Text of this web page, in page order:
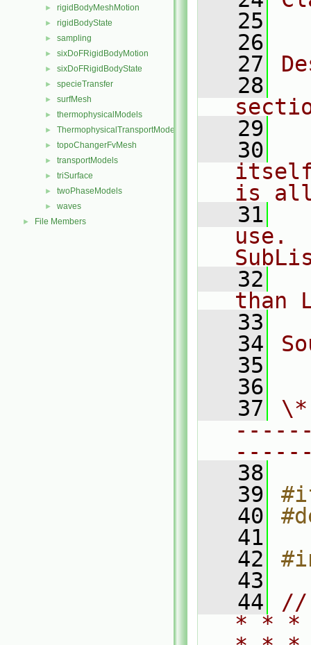
► rigidBodyMeshMotion
► rigidBodyState
► sampling
► sixDoFRigidBodyMotion
► sixDoFRigidBodyState
► specieTransfer
► surfMesh
► thermophysicalModels
► ThermophysicalTransportModels
► topoChangerFvMesh
► transportModels
► triSurface
► twoPhaseModels
► waves
► File Members
   25
   26
   27
   28
   29
   30
itself
is
   31
use.
   32
than
   33
   34
   35
   36
   37
   38
   39
   40
   41
   42
   43
   44
//
* * *